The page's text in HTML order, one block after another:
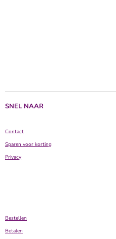
SNEL NAAR
Contact
Sparen voor korting
Privacy
Bestellen
Betalen